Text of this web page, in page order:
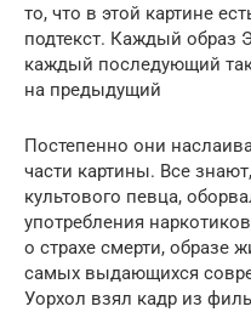
то, что в этой картине
подтекст. Каждый образ
каждый последующий
на предыдущий
Постепенно они
части картины. Все
культового певца,
употребления
о страхе смерти, образе
самых выдающихся
Уорхол взял кадр из